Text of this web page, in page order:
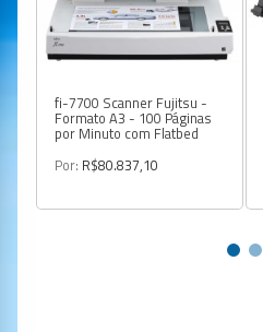
fi-7700 Scanner Fujitsu -
Formato A3 - 100 Páginas
por Minuto com Flatbed
Por: R$80.837,10